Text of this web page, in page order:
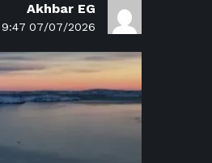
Akhbar EG
07/07/2026 9:47 مساءً